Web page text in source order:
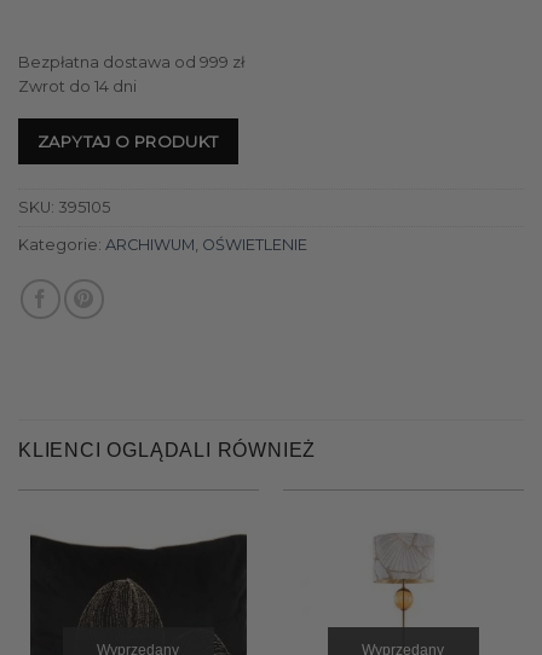
Bezpłatna dostawa od 999 zł
Zwrot do 14 dni
ZAPYTAJ O PRODUKT
SKU: 395105
Kategorie: ARCHIWUM, OŚWIETLENIE
KLIENCI OGLĄDALI RÓWNIEŻ
Wyprzedany Wyprzedany